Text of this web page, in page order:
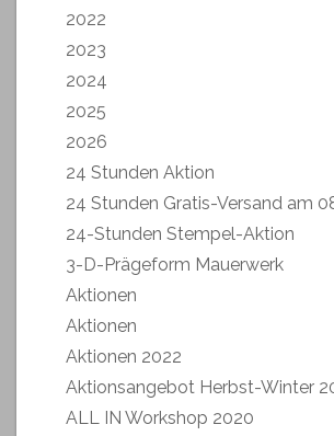
2022
2023
2024
2025
2026
24 Stunden Aktion
24 Stunden Gratis-Versand am
24-Stunden Stempel-Aktion
3-D-Prägeform Mauerwerk
Aktionen
Aktionen
Aktionen 2022
Aktionsangebot Herbst-Winter
ALL IN Workshop 2020